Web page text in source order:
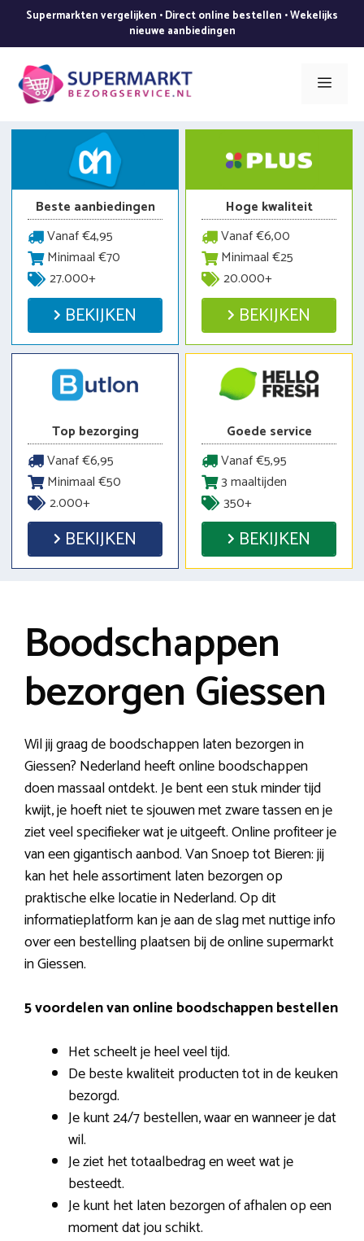
de
inhoud
Supermarkten vergelijken • Direct online bestellen • Wekelijks
nieuwe aanbiedingen
Menu
Beste aanbiedingen
Vanaf €4,95
Minimaal €70
27.000+
BEKIJKEN
Hoge kwaliteit
Vanaf €6,00
Minimaal €25
20.000+
BEKIJKEN
Top bezorging
Vanaf €6,95
Minimaal €50
2.000+
BEKIJKEN
Goede service
Vanaf €5,95
3 maaltijden
350+
BEKIJKEN
Boodschappen
bezorgen Giessen
Wil jij graag de boodschappen laten bezorgen in
Giessen? Nederland heeft online boodschappen
doen massaal ontdekt. Je bent een stuk minder tijd
kwijt, je hoeft niet te sjouwen met zware tassen en je
ziet veel specifieker wat je uitgeeft. Online profiteer je
van een gigantisch aanbod. Van Snoep tot Bieren: jij
kan het hele assortiment laten bezorgen op
praktische elke locatie in Nederland. Op dit
informatieplatform kan je aan de slag met nuttige info
over een bestelling plaatsen bij de online supermarkt
in Giessen.
5 voordelen van online boodschappen bestellen
Het scheelt je heel veel tijd.
De beste kwaliteit producten tot in de keuken
bezorgd.
Je kunt 24/7 bestellen, waar en wanneer je dat
wil.
Je ziet het totaalbedrag en weet wat je
besteedt.
Je kunt het laten bezorgen of afhalen op een
moment dat jou schikt.